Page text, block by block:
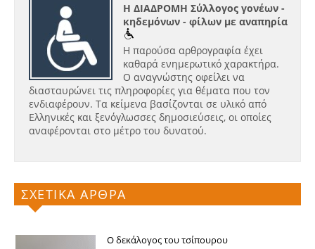
Η ΔΙΑΔΡΟΜΗ Σύλλογος γονέων -
κηδεμόνων - φίλων με αναπηρία
Η παρούσα αρθρογραφία έχει
καθαρά ενημερωτικό χαρακτήρα.
Ο αναγνώστης οφείλει να
διασταυρώνει τις πληροφορίες για θέματα που τον
ενδιαφέρουν. Τα κείμενα βασίζονται σε υλικό από
Ελληνικές και ξενόγλωσσες δημοσιεύσεις, οι οποίες
αναφέρονται στο μέτρο του δυνατού.
ΣΧΕΤΙΚΑ ΑΡΘΡΑ
Ο δεκάλογος του τσίπουρου